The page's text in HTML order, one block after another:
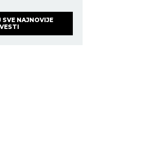
SVE NAJNOVIJE
VESTI